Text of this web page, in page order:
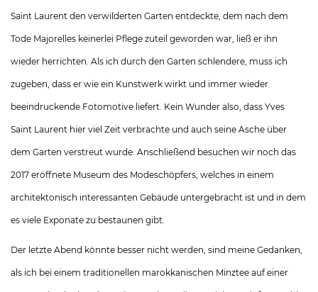
Saint Laurent den verwilderten Garten entdeckte, dem nach dem
Tode Majorelles keinerlei Pflege zuteil geworden war, ließ er ihn
wieder herrichten. Als ich durch den Garten schlendere, muss ich
zugeben, dass er wie ein Kunstwerk wirkt und immer wieder
beeindruckende Fotomotive liefert. Kein Wunder also, dass Yves
Saint Laurent hier viel Zeit verbrachte und auch seine Asche über
dem Garten verstreut wurde. Anschließend besuchen wir noch das
2017 eröffnete Museum des Modeschöpfers, welches in einem
architektonisch interessanten Gebäude untergebracht ist und in dem
es viele Exponate zu bestaunen gibt.
Der letzte Abend könnte besser nicht werden, sind meine Gedanken,
als ich bei einem traditionellen marokkanischen Minztee auf einer